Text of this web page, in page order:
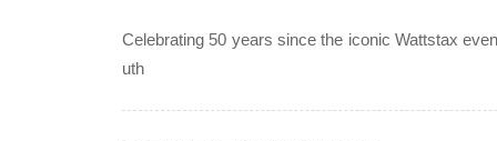
Celebrating 50 years since the iconic Wattstax
uth